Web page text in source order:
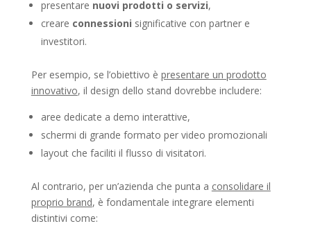
presentare nuovi prodotti o servizi,
creare connessioni significative con partner e
investitori.
Per esempio, se l’obiettivo è presentare un prodotto
innovativo, il design dello stand dovrebbe includere:
aree dedicate a demo interattive,
schermi di grande formato per video promozionali
layout che faciliti il flusso di visitatori.
Al contrario, per un’azienda che punta a consolidare il
proprio brand, è fondamentale integrare elementi
distintivi come: